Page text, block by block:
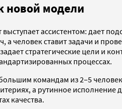
новой модели
ассистентом: дает
человек ставит задачи и
стратегические цели и
процессах.
командам из 2–5
а рутинное исполнение
качества.